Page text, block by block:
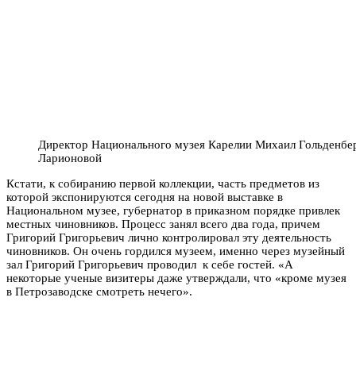
Директор Национального музея Карелии Михаил
Ларионовой
Кстати, к собиранию первой коллекции, часть предметов из
которой экспонируются сегодня на новой выставке в
Национальном музее, губернатор в приказном порядке привлек
местных чиновников. Процесс занял всего два года, причем
Григорий Григорьевич лично контролировал эту деятельность
чиновников. Он очень гордился музеем, именно через музейный
зал Григорий Григорьевич проводил к себе гостей. «А
некоторые ученые визитеры даже утверждали, что «кроме музея
в Петрозаводске смотреть нечего».